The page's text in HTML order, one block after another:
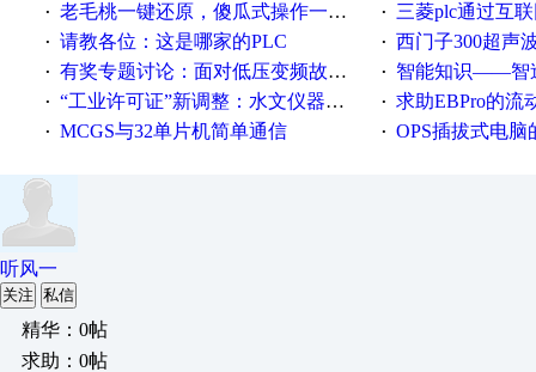
· 老毛桃一键还原，傻瓜式操作一键轻松备份还原；程序为向导式安装，一键即可实现自动备份或还原系统。 · 三菱plc通过互联网实现plc
· 请教各位：这是哪家的PLC · 西门子300超声波
· 有奖专题讨论：面对低压变频故障，老手是这样解决的！ · 智能知识——智造时代，
· “工业许可证”新调整：水文仪器等19类产品取消事前生产许可 · 求助EBPro的流
· MCGS与32单片机简单通信 · OPS插拔式电脑
听风一
关注 私信
精华：0帖
求助：0帖